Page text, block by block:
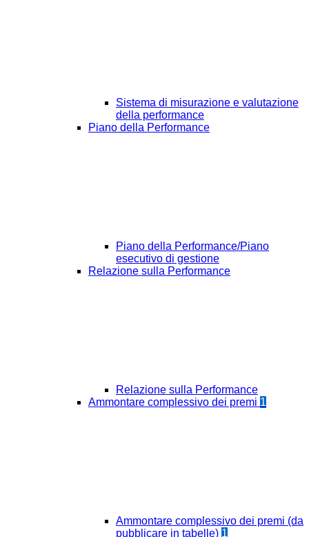
Sistema di misurazione e valutazione
della performance
Piano della Performance
Piano della Performance/Piano
esecutivo di gestione
Relazione sulla Performance
Relazione sulla Performance
Ammontare complessivo dei premi 1
Ammontare complessivo dei premi (da
pubblicare in tabelle) 1